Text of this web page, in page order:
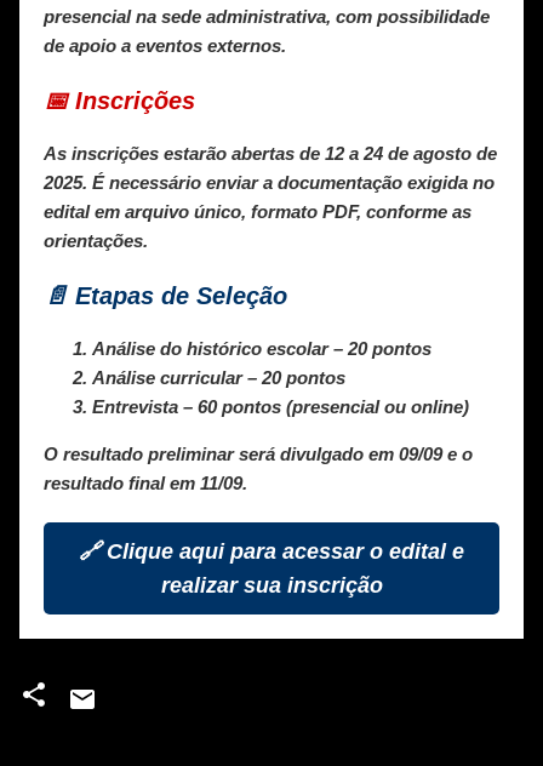
presencial na sede administrativa, com possibilidade
de apoio a eventos externos.
📅 Inscrições
As inscrições estarão abertas de 12 a 24 de agosto de
2025. É necessário enviar a documentação exigida no
edital em arquivo único, formato PDF, conforme as
orientações.
📄 Etapas de Seleção
Análise do histórico escolar – 20 pontos
Análise curricular – 20 pontos
Entrevista – 60 pontos (presencial ou online)
O resultado preliminar será divulgado em 09/09 e o
resultado final em 11/09.
🔗 Clique aqui para acessar o edital e
realizar sua inscrição